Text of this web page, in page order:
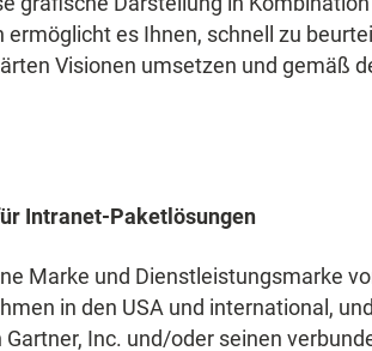
es Ihnen, schnell zu
Visionen umsetzen und gemäß
Intranet-Paketlösungen
Marke und Dienstleistungsmarke
in den USA und international,
Inc. und/oder seinen